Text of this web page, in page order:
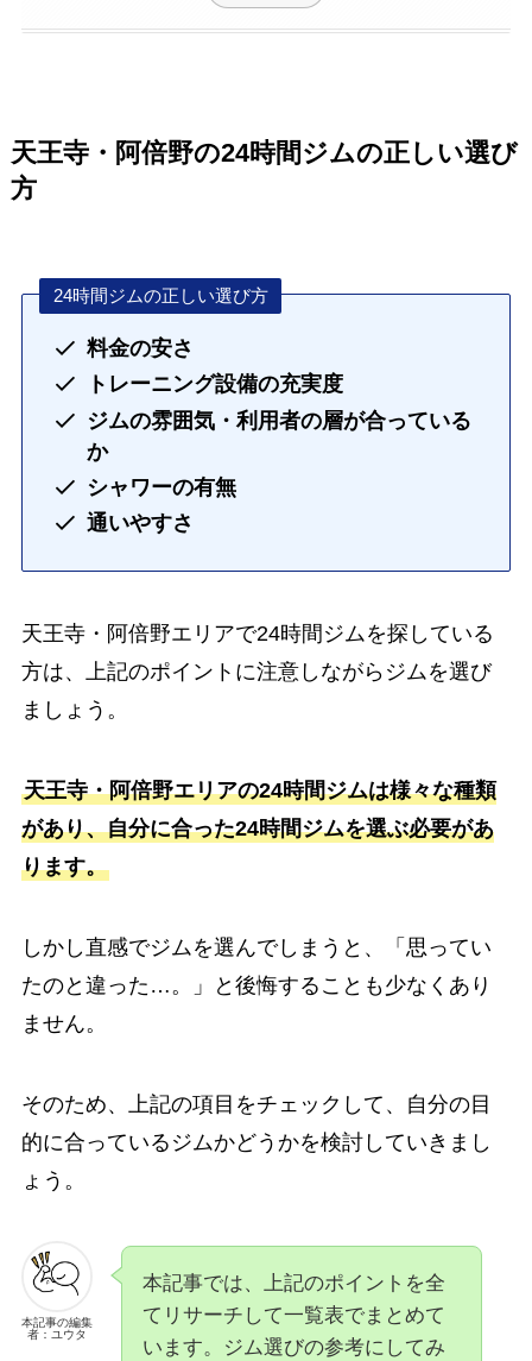
天王寺・阿倍野の24時間ジムの正しい選び
方
24時間ジムの正しい選び方
料金の安さ
トレーニング設備の充実度
ジムの雰囲気・利用者の層が合っている
か
シャワーの有無
通いやすさ
天王寺・阿倍野エリアで24時間ジムを探している
方は、上記のポイントに注意しながらジムを選び
ましょう。
天王寺・阿倍野エリアの24時間ジムは様々な種類
があり、自分に合った24時間ジムを選ぶ必要があ
ります。
しかし直感でジムを選んでしまうと、「思ってい
たのと違った…。」と後悔することも少なくあり
ません。
そのため、上記の項目をチェックして、自分の目
的に合っているジムかどうかを検討していきまし
ょう。
本記事の編集
者：ユウタ
本記事では、上記のポイントを全
てリサーチして一覧表でまとめて
います。ジム選びの参考にしてみ